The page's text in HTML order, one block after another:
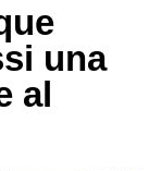
una
al